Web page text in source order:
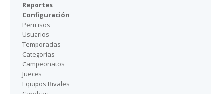
Reportes
Configuración
Permisos
Usuarios
Temporadas
Categorías
Campeonatos
Jueces
Equipos Rivales